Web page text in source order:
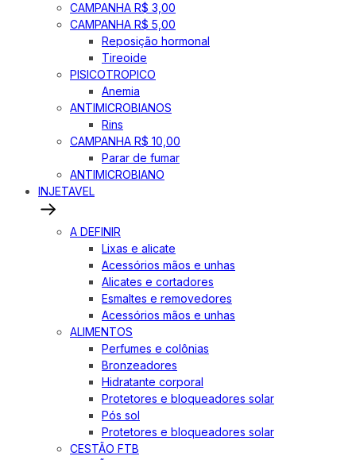
CAMPANHA R$ 3,00
CAMPANHA R$ 5,00
Reposição hormonal
Tireoide
PISICOTROPICO
Anemia
ANTIMICROBIANOS
Rins
CAMPANHA R$ 10,00
Parar de fumar
ANTIMICROBIANO
INJETAVEL
A DEFINIR
Lixas e alicate
Acessórios mãos e unhas
Alicates e cortadores
Esmaltes e removedores
Acessórios mãos e unhas
ALIMENTOS
Perfumes e colônias
Bronzeadores
Hidratante corporal
Protetores e bloqueadores solar
Pós sol
Protetores e bloqueadores solar
CESTÃO FTB